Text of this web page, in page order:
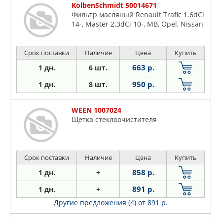
KolbenSchmidt 50014671
Фильтр масляный Renault Trafic 1.6dCi
14-, Master 2.3dCi 10-, MB, Opel, Nissan
Срок поставки Наличие Цена Купить
1 дн. 6 шт. 663 р.
1 дн. 8 шт. 950 р.
WEEN 1007024
Щетка стеклоочистителя
Срок поставки Наличие Цена Купить
1 дн. + 858 р.
1 дн. + 891 р.
Другие предложения (4) от 891 р.